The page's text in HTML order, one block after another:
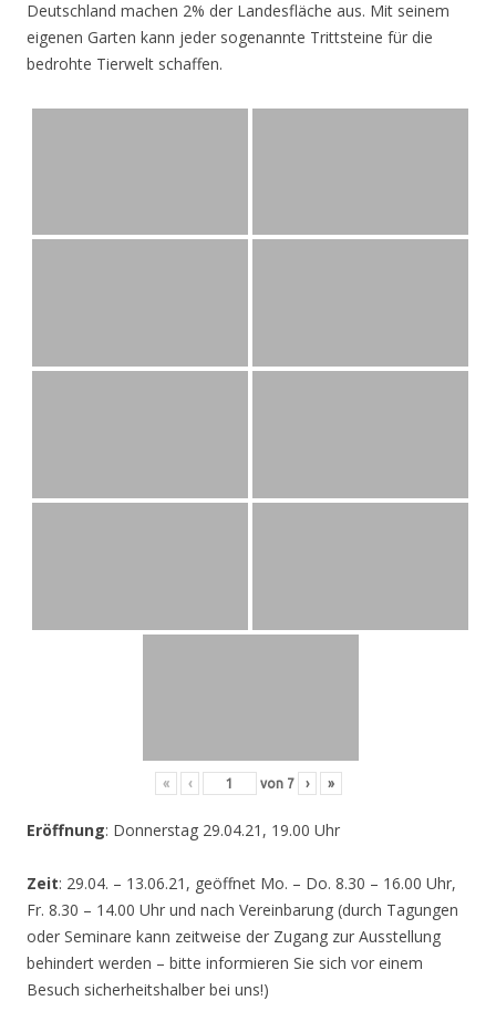
Deutschland machen 2% der Landesfläche aus. Mit seinem
eigenen Garten kann jeder sogenannte Trittsteine für die
bedrohte Tierwelt schaffen.
« ‹ von 7 › »
Eröffnung: Donnerstag 29.04.21, 19.00 Uhr
Zeit: 29.04. – 13.06.21, geöffnet Mo. – Do. 8.30 – 16.00 Uhr,
Fr. 8.30 – 14.00 Uhr und nach Vereinbarung (durch Tagungen
oder Seminare kann zeitweise der Zugang zur Ausstellung
behindert werden – bitte informieren Sie sich vor einem
Besuch sicherheitshalber bei uns!)